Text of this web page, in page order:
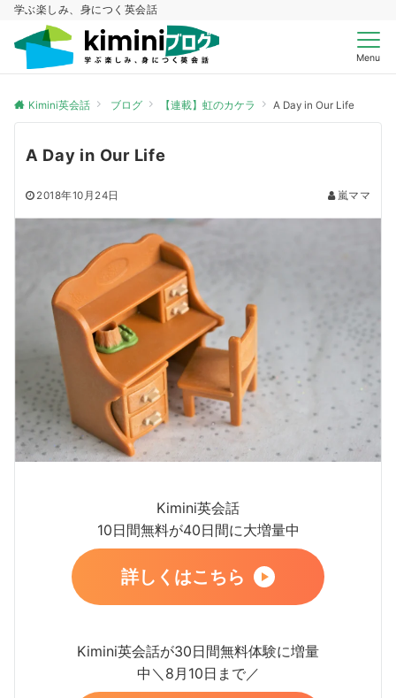
学ぶ楽しみ、身につく英会話
Menu
Kimini英会話 ブログ 【連載】虹のカケラ A Day in Our Life
A Day in Our Life
2018年10月24日 嵐ママ
Kimini英会話
10日間無料が40日間に大増量中
詳しくはこちら
Kimini英会話が30日間無料体験に増量
中＼8月10日まで／